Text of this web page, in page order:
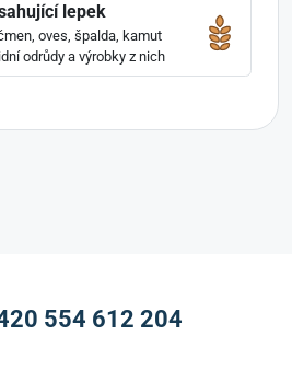
lepek
oves, špalda, kamut
odrůdy a výrobky z nich
554 612 204